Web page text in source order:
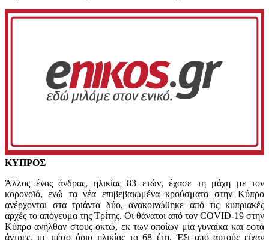
ΚΥΠΡΟΣ
Άλλος ένας άνδρας, ηλικίας 83 ετών, έχασε τη μάχη με τον
κορονοϊό, ενώ τα νέα επιβεβαιωμένα κρούσματα στην Κύπρο
ανέρχονται στα τριάντα δύο, ανακοινώθηκε από τις κυπριακές
αρχές το απόγευμα της Τρίτης. Οι θάνατοι από τον COVID-19 στην
Κύπρο ανήλθαν στους οκτώ, εκ των οποίων μία γυναίκα και εφτά
άντρες, με μέσο όριο ηλικίας τα 68 έτη. Έξι από αυτούς είχαν